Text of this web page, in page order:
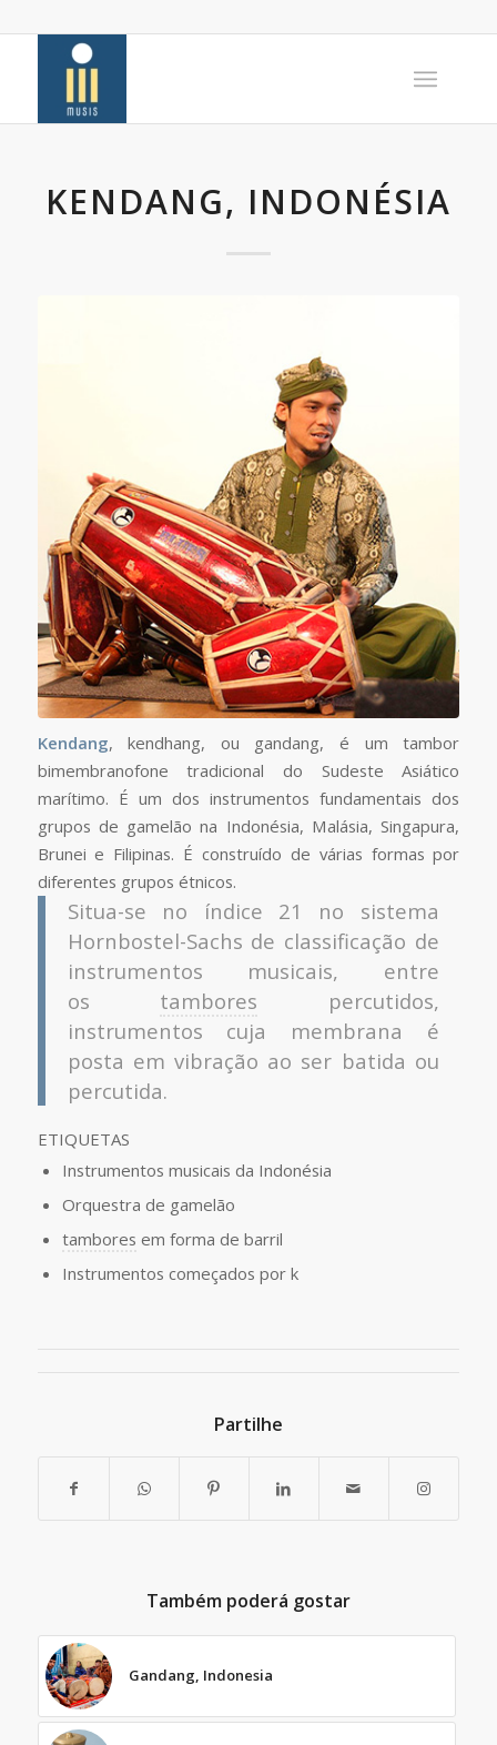
KENDANG, INDONÉSIA
Kendang, kendhang, ou gandang, é um tambor
bimembranofone tradicional do Sudeste Asiático
marítimo. É um dos instrumentos fundamentais dos
grupos de gamelão na Indonésia, Malásia, Singapura,
Brunei e Filipinas. É construído de várias formas por
diferentes grupos étnicos.
Situa-se no índice 21 no sistema
Hornbostel-Sachs de classificação de
instrumentos musicais, entre
os tambores percutidos,
instrumentos cuja membrana é
posta em vibração ao ser batida ou
percutida.
ETIQUETAS
Instrumentos musicais da Indonésia
Orquestra de gamelão
tambores em forma de barril
Instrumentos começados por k
Partilhe
Também poderá gostar
Gandang, Indonesia